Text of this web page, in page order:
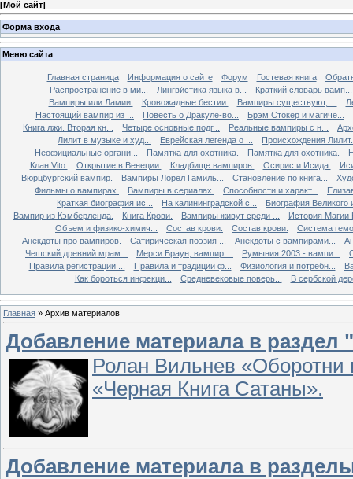
[Мой сайт]
Форма входа
Меню сайта
Главная страница Информация о сайте Форум Гостевая книга
Распространение в ми...
Лингви́стика языка в...
Краткий словарь вамп...
Вампиры или Ламии.
Кровожадные бестии. Вампиры существуют, ...
Настоящий вампир из ...
Повесть о Дракуле-во...
Брэм Стокер и магиче...
Книга лжи. Втоpая кн...
Четыре основные подг... Реальные вампиры с н...
Лилит в музыке и худ...
Еврейская легенда о ...
Происхождения Лилит.
Неофициальные органи...
Памятка для охотника. Памятка для охотника.
Клан Vito.
Открытие в Венеции. Кладбище вампиров. Осирис и Исида.
Вюрцбургский вампир.
Вампиры Лорел Гамиль... Становление по книга...
Фильмы о вампирах.
Вампиры в сериалах. Способности и характ...
Краткая биография ис...
На калининградской с...
Биография Великого
Вампир из Кэмберленда.
Книга Крови. Вампиры живут среди ...
История Магии
Объем и физико-химич...
Состав крови. Состав крови.
Система
Анекдоты про вампиров.
Сатирическая поэзия ... Анекдоты с вампирами...
Чешский древний мрам...
Мерси Браун, вампир ... Румыния 2003 - вампи...
Правила регистрации ...
Правила и традиции ф... Физиология и потребн...
Как бороться инфекци...
Средневековые поверь... В сербской
Главная » Архив материалов
Добавление материала в раздел
Ролан Вильнев
«Черная Книга Сатаны».
Добавление материала в